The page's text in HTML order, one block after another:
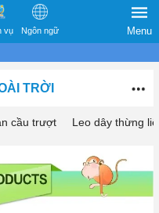
vụ Ngôn ngữ Menu
TRỜI
cầu trượt Leo dây thừng